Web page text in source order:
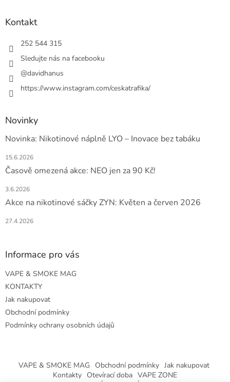
Kontakt
252 544 315
Sledujte nás na facebooku
@davidhanus
https://www.instagram.com/ceskatrafika/
Novinky
Novinka: Nikotinové náplně LYO – Inovace bez tabáku
15.6.2026
Časově omezená akce: NEO jen za 90 Kč!
3.6.2026
Akce na nikotinové sáčky ZYN: Květen a červen 2026
27.4.2026
Informace pro vás
VAPE & SMOKE MAG
KONTAKTY
Jak nakupovat
Obchodní podmínky
Podmínky ochrany osobních údajů
VAPE & SMOKE MAG Obchodní podmínky Jak nakupovat
Kontakty Otevírací doba VAPE ZONE